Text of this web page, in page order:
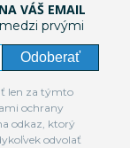
VÁŠ EMAIL
prvými
Odoberať
len za týmto
ochrany
odkaz, ktorý
odvolať